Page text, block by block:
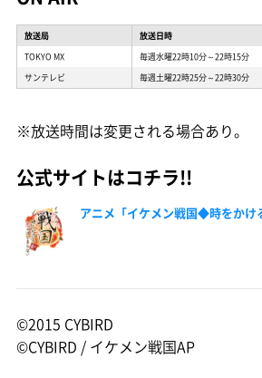
放送局
放送日時
TOKYO MX
毎週水曜22時10分～22時15分
サンテレビ
毎週土曜22時25分～22時30分
※放送時間は変更される場合あり。
公式サイトはコチラ!!
アニメ「イケメン戦国◆時をかけ
©2015 CYBIRD
©CYBIRD / イケメン戦国AP